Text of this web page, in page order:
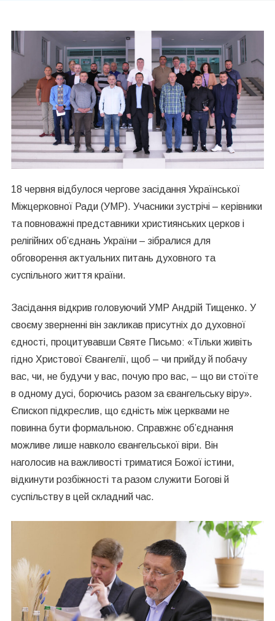
18 червня відбулося чергове засідання Української
Міжцерковної Ради (УМР). Учасники зустрічі – керівники
та повноважні представники християнських церков і
релігійних об’єднань України – зібралися для
обговорення актуальних питань духовного та
суспільного життя країни.
Засідання відкрив головуючий УМР Андрій Тищенко. У
своєму зверненні він закликав присутніх до духовної
єдності, процитувавши Святе Письмо: «Тільки живіть
гідно Христової Євангелії, щоб – чи прийду й побачу
вас, чи, не будучи у вас, почую про вас, – що ви стоїте
в одному дусі, борючись разом за євангельську віру».
Єпископ підкреслив, що єдність між церквами не
повинна бути формальною. Справжнє об’єднання
можливе лише навколо євангельської віри. Він
наголосив на важливості триматися Божої істини,
відкинути розбіжності та разом служити Богові й
суспільству в цей складний час.